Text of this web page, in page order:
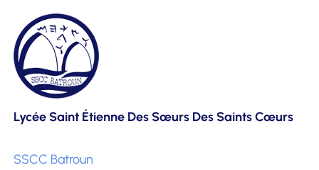
to
content
Lycée Saint Étienne Des Sœurs Des Saints Cœurs
SSCC Batroun